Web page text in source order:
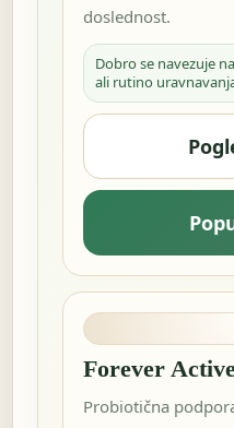
doslednost.
Dobro se navezuje
ali rutino
Forever
Probiotična